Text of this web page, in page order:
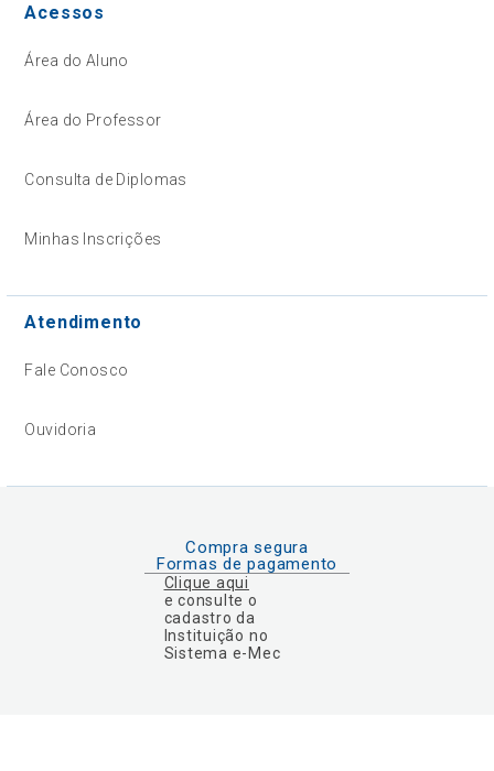
Acessos
Área do Aluno
Área do Professor
Consulta de Diplomas
Minhas Inscrições
Atendimento
Fale Conosco
Ouvidoria
Compra segura
Formas de pagamento
Clique aqui
e consulte o
cadastro da
Instituição no
Sistema e-Mec